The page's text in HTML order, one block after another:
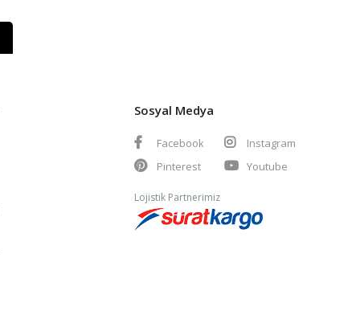
Sosyal Medya
Facebook
Instagram
Pinterest
Youtube
Lojistik Partnerimiz